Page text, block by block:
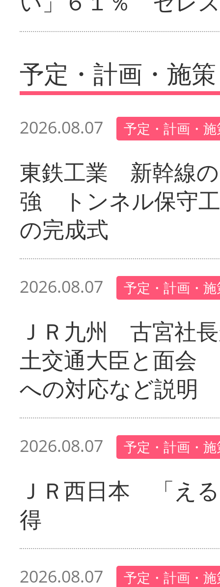
予定・計画・施策
2026.08.07 予定・計画・
東鉄工業 新幹線
強 トンネル保守
の完成式
2026.08.07 予定・計画・
ＪＲ九州 古宮社
土交通大臣と面会
への対応など説明
2026.08.07 予定・計画・
ＪＲ西日本 「え
得
2026.08.07 予定・計画・